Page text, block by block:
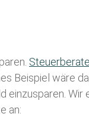
Beispiel wäre
Wir
an: